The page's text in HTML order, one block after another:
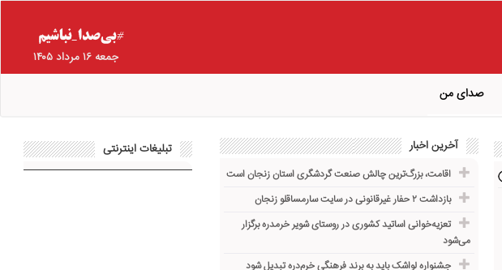
جمعه ۱۶ مرداد ۱۴۰۵
صدای من
آخرین اخبار
اقامت، بزرگ‌ترین چالش صنعت گردشگری استان زنجان است
بازداشت ۲ حفار غیرقانونی در سایت سارمساقلو زنجان
تعزیه‌خوانی اساتید کشوری در روستای شویر خرمدره برگزار
می‌شود
جشنواره لواشک باید به برند فرهنگی خرم‌دره تبدیل شود
تبلیغات اینترنتی